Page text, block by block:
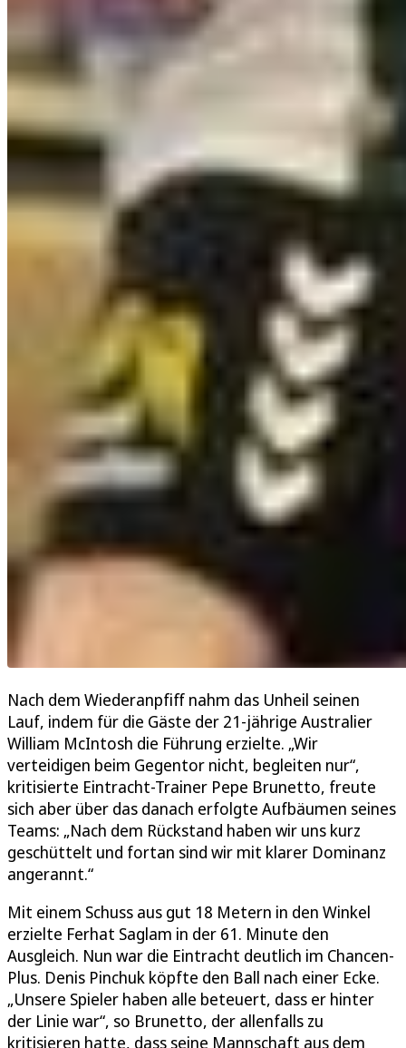
Nach dem Wiederanpfiff nahm das Unheil seinen
Lauf, indem für die Gäste der 21-jährige Australier
William McIntosh die Führung erzielte. „Wir
verteidigen beim Gegentor nicht, begleiten nur“,
kritisierte Eintracht-Trainer Pepe Brunetto, freute
sich aber über das danach erfolgte Aufbäumen seines
Teams: „Nach dem Rückstand haben wir uns kurz
geschüttelt und fortan sind wir mit klarer Dominanz
angerannt.“
Mit einem Schuss aus gut 18 Metern in den Winkel
erzielte Ferhat Saglam in der 61. Minute den
Ausgleich. Nun war die Eintracht deutlich im Chancen-
Plus. Denis Pinchuk köpfte den Ball nach einer Ecke.
„Unsere Spieler haben alle beteuert, dass er hinter
der Linie war“, so Brunetto, der allenfalls zu
kritisieren hatte, dass seine Mannschaft aus dem